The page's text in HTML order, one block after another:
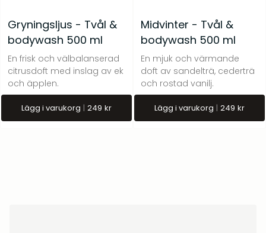
Gryningsljus - Tvål &
bodywash 500 ml
En frisk och välbalanserad
citrusdoft med inslag av ek
och äpplen.
Lägg i varukorg 249 kr
Midvinter - Tvål &
bodywash 500 ml
En mjuk och värmande
doft av sandelträ, cederträ
och rostad vanilj.
Lägg i varukorg 249 kr